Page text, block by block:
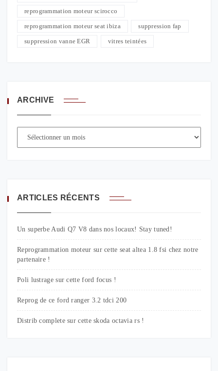
reprogrammation moteur scirocco
reprogrammation moteur seat ibiza suppression fap
suppression vanne EGR vitres teintées
ARCHIVE
ARTICLES RÉCENTS
Un superbe Audi Q7 V8 dans nos locaux! Stay tuned!
Reprogrammation moteur sur cette seat altea 1.8 fsi chez notre
partenaire !
Poli lustrage sur cette ford focus !
Reprog de ce ford ranger 3.2 tdci 200
Distrib complete sur cette skoda octavia rs !